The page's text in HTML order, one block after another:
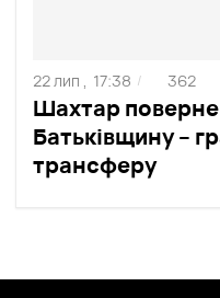
Шахтар поверне
Батьківщину –
трансферу
22 лип , 17:38 / 362